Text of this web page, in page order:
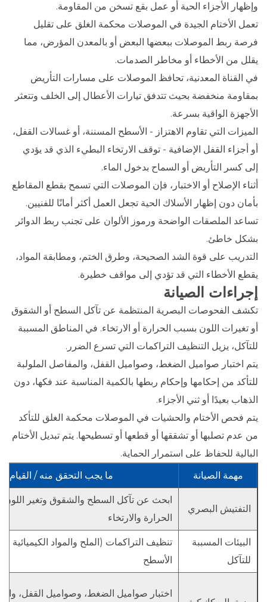
وإظهار الأجزاء الحية أو عمل بقع تسخن من المقاومة.
تعمل الأختام الجيدة في الموصلات محكمة الغلق على تقليل
فرصة ربط الموصلات ببعضها البعض أو بالمعدن المؤرض، مما
يقلل من الأخطاء أو مخاطر الصدمات.
في القناة المعدنية، تحافظ الموصلات على مسارات التأريض
بمقاومة منخفضة بحيث تتدفق تيارات الأعطال إلى الخلف وتتعثر
الأجهزة الواقية بسرعة.
الميزات التي تقاوم الاهتزاز - الأسطح المسننة، أو غسالات القفل،
أو أجزاء القفل الإضافية - توقف الارتخاء البطيء الذي قد يؤدي
إلى كسر التأريض أو السماح بدخول الماء.
أثناء الإصلاح أو الاختبار، فإن الموصلات التي تسمح بقطع المقاطع
بأمان دون إظهار الأسلاك الحية تجعل العمل أكثر أمانًا للفنيين.
تساعد الملصقات الواضحة ورموز الألوان على تجنب ربط الدوائر
بشكل خاطئ.
التدريب على قوة الشد الصحيحة، وطرق الختم، ومطابقة المواد،
يقطع الأخطاء التي قد تؤدي إلى مواقف خطيرة.
إجراءات الصيانة
تكشف الفحوصات البصرية المنتظمة عن تآكل السطح أو الشقوق
أو تغيرات اللون بسبب الحرارة أو الارتخاء. في المناطق المسببة
للتآكل، يزيل التنظيف التراكمات التي تسرع الضرر.
يتم اختبار صواميل الضغط، وصواميل القفل، والمفاصل الملولبة
للتأكد من إحكامها وإحكام ربطها بالكمية المناسبة عند فكها، دون
الذهاب بعيدًا أو ثني الأجزاء.
يتم فحص الأختام والحشيات في الموصلات محكمة الغلق للتأكد
من عدم تصلبها أو تشققها أو قطعها أو تسطيحها. يتم تبديل الأختام
البالية للحفاظ على استمرار الحماية.
مهمة الصيانة
ما يجب التحقق منه / القيام
التفتيش البصري
ابحث عن تآكل السطح والشقوق وتغير اللون
الحرارة والارتخاء
البيئات المسببة
للتآكل
تنظيف التراكمات (الملح والمواد الكيميائية
الأسطح
اختبار صواميل الضغط، وصواميل القفل،